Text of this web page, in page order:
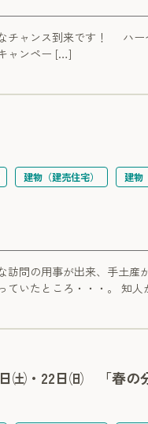
チャンス到来です！ ハー
ャンペー […]
建物（建売住宅）
建物
訪問の用事が出来、手土産
ていたところ・・・。 知
㈯・22日㈰ 「春の